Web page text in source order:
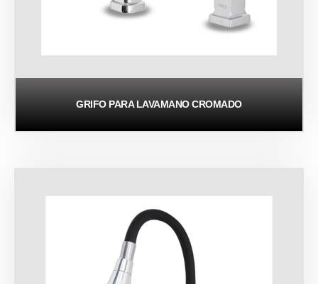
GRIFO PARA LAVAMANO CROMADO